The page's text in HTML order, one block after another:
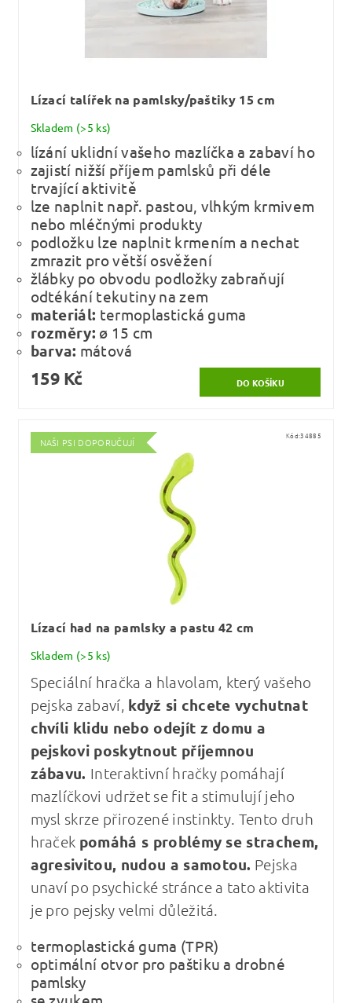
Lízací talířek na pamlsky/paštiky 15 cm
Skladem (>5 ks)
lízání uklidní vašeho mazlíčka a zabaví ho
zajistí nižší příjem pamlsků při déle
trvající aktivitě
lze naplnit např. pastou, vlhkým krmivem
nebo mléčnými produkty
podložku lze naplnit krmením a nechat
zmrazit pro větší osvěžení
žlábky po obvodu podložky zabraňují
odtékání tekutiny na zem
materiál: termoplastická guma
rozměry: ø 15 cm
barva: mátová
159 Kč
NAŠI PSI DOPORUČUJÍ
Kód:34885
Lízací had na pamlsky a pastu 42 cm
Skladem (>5 ks)
Speciální hračka a hlavolam, který vašeho
pejska zabaví, když si chcete vychutnat
chvíli klidu nebo odejít z domu a
pejskovi poskytnout příjemnou
zábavu. Interaktivní hračky pomáhají
mazlíčkovi udržet se fit a stimulují jeho
mysl skrze přirozené instinkty. Tento druh
hraček pomáhá s problémy se strachem,
agresivitou, nudou a samotou. Pejska
unaví po psychické stránce a tato aktivita
je pro pejsky velmi důležitá.
termoplastická guma (TPR)
optimální otvor pro paštiku a drobné
pamlsky